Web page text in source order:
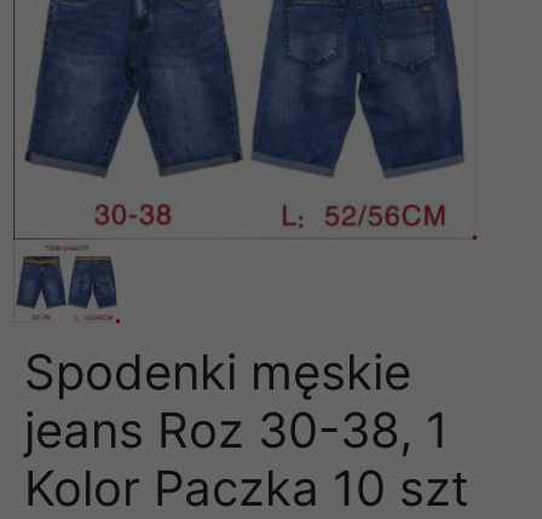
Spodenki męskie
jeans Roz 30-38, 1
Kolor Paczka 10 szt